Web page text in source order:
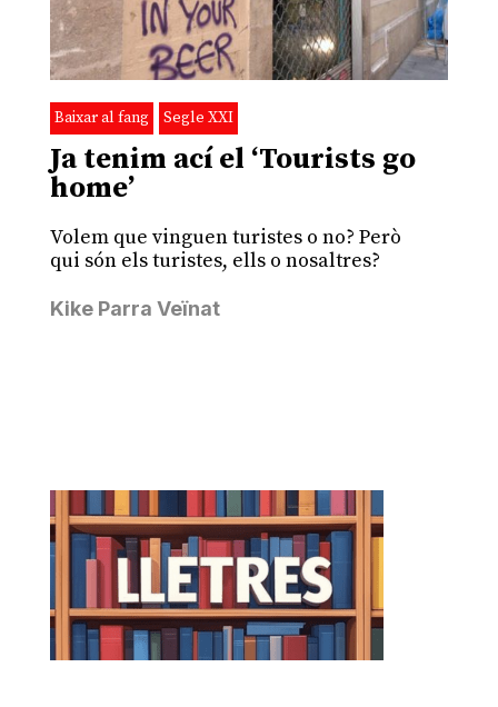
Baixar al fang Segle XXI
Ja tenim ací el ‘Tourists go
home’
Volem que vinguen turistes o no? Però
qui són els turistes, ells o nosaltres?
Kike Parra Veïnat